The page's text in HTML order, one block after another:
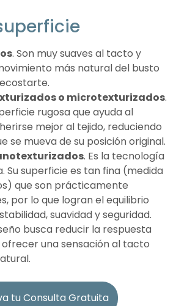
. Son muy suaves al tacto y
más natural del busto
o microtexturizados.
rugosa que ayuda al
mejor al tejido, reduciendo
se mueva de su posición original.
. Es la tecnología
Su superficie es tan fina (medida
que son prácticamente
por lo que logran el equilibrio
suavidad y seguridad.
busca reducir la respuesta
una sensación al tacto
tu Consulta Gratuita